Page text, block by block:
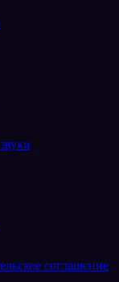
соглашение